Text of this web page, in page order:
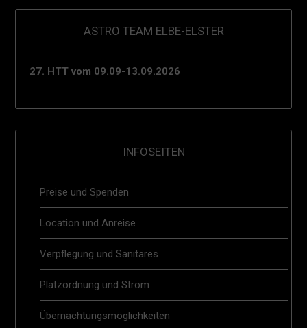
ASTRO TEAM ELBE-ELSTER
27. HTT vom 09.09-13.09.2026
INFOSEITEN
Preise und Spenden
Location und Anreise
Verpflegung und Sanitäres
Platzordnung und Strom
Übernachtungsmöglichkeiten